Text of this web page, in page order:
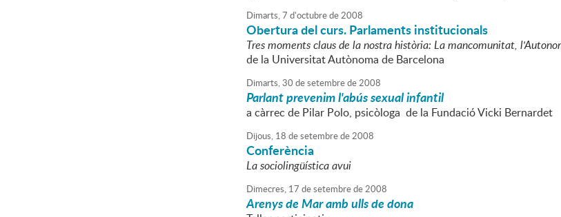
Dimarts,7 d'octubrede2008
Obertura del curs. Parlaments institucionals
Tres moments claus de la nostra història: La mancomunitat,
de la Universitat Autònoma de Barcelona
Dimarts,30 desetembrede2008
Parlant prevenim l'abús sexual infantil
a càrrec de Pilar Polo, psicòloga de la Fundació Vicki Bernardet
Dijous, 18 desetembrede2008
Conferència
La sociolingüística avui
Dimecres, 17 desetembrede2008
Arenys de Mar amb ulls de dona